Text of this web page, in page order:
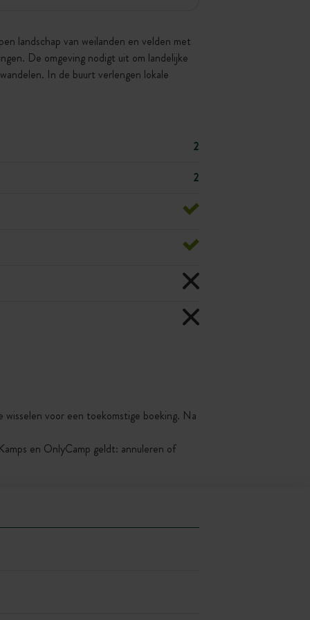
landschap van weilanden en velden met
De omgeving nodigt uit om landelijke
In de buurt verlengen lokale
2
2
voor een toekomstige boeking. Na
en OnlyCamp geldt: annuleren of